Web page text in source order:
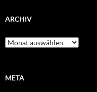
ARCHIV
Archiv
META